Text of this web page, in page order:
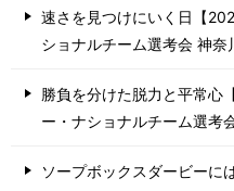
速さを見つけにいく日【
ショナルチーム選考会 神奈
勝負を分けた脱力と平常心
ー・ナショナルチーム選考
ソープボックスダービーに